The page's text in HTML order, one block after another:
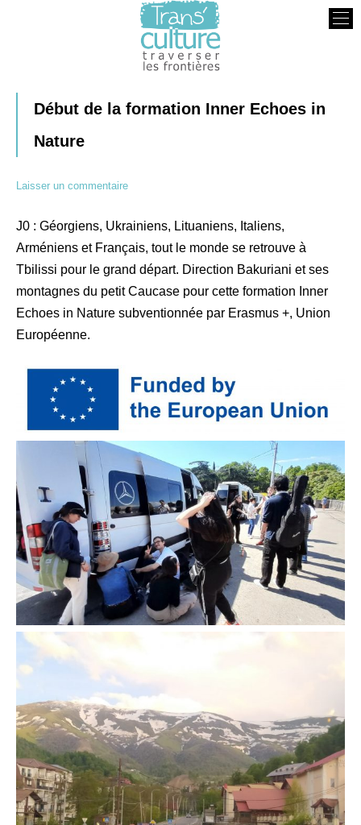
Début de la formation Inner Echoes in
Nature
Laisser un commentaire
J0 : Géorgiens, Ukrainiens, Lituaniens, Italiens,
Arméniens et Français, tout le monde se retrouve à
Tbilissi pour le grand départ. Direction Bakuriani et ses
montagnes du petit Caucase pour cette formation Inner
Echoes in Nature subventionnée par Erasmus +, Union
Européenne.